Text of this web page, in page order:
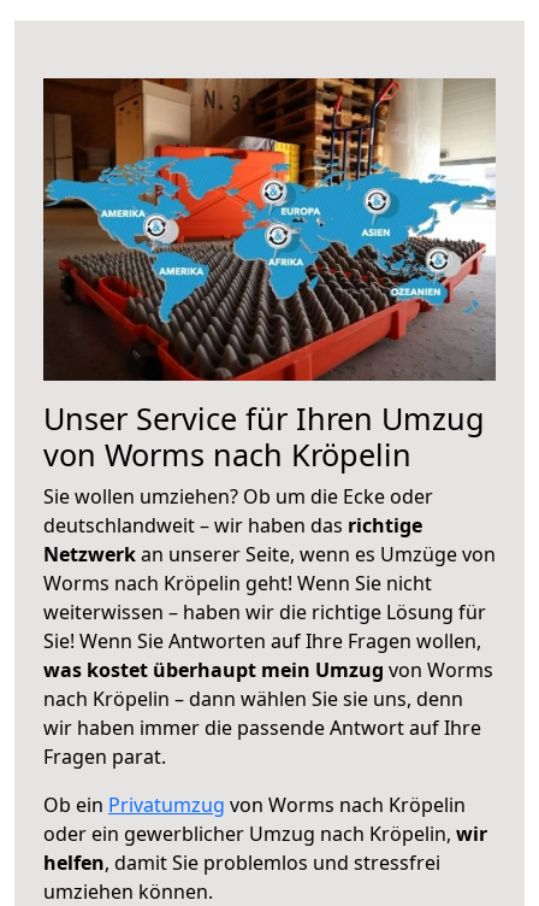
Unser Service für Ihren Umzug
von Worms nach Kröpelin
Sie wollen umziehen? Ob um die Ecke oder
deutschlandweit – wir haben das richtige
Netzwerkan unserer Seite, wenn es Umzüge von
Worms nach Kröpelin geht! Wenn Sie nicht
weiterwissen – haben wir die richtige Lösung für
Sie! Wenn Sie Antworten auf Ihre Fragen wollen,
was kostet überhaupt mein Umzug von Worms
nach Kröpelin – dann wählen Sie sie uns, denn
wir haben immer die passende Antwort auf Ihre
Fragen parat.
Ob ein Privatumzug von Worms nach Kröpelin
oder ein gewerblicher Umzug nach Kröpelin, wir
helfen, damit Sie problemlos und stressfrei
umziehen können.